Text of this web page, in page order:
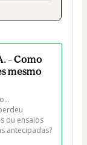
– Como
mesmo
ou ensaios
antecipadas?